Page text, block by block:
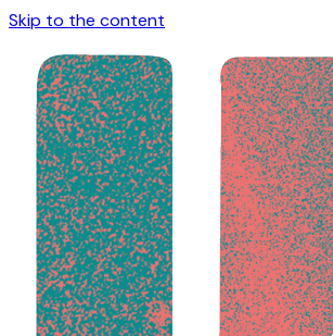
Skip to the content